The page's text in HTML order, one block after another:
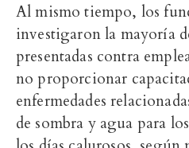
Al mismo tiempo, los
investigaron la mayoría
presentadas contra
no proporcionar
enfermedades
de sombra y agua para